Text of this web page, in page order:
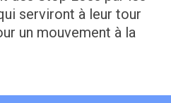
serviront à leur tour
un mouvement à la